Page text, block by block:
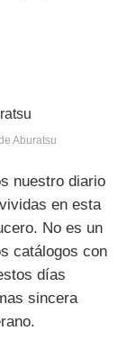
Aburatsu
nuestro diario
en esta
No es un
catálogos con
días
sincera